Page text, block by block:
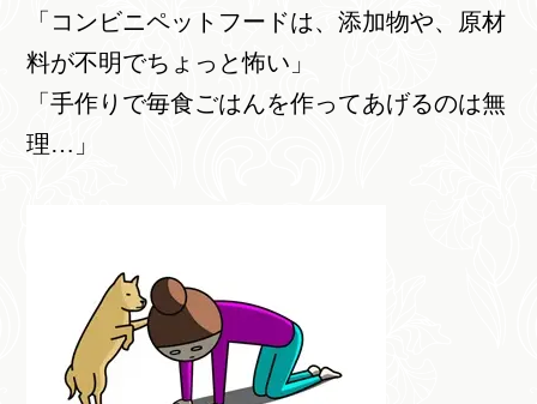
「コンビニペットフードは、添加物や、原材
料が不明でちょっと怖い」
「手作りで毎食ごはんを作ってあげるのは無
理…」